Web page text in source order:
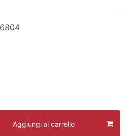
6804
Aggiungi al carrello